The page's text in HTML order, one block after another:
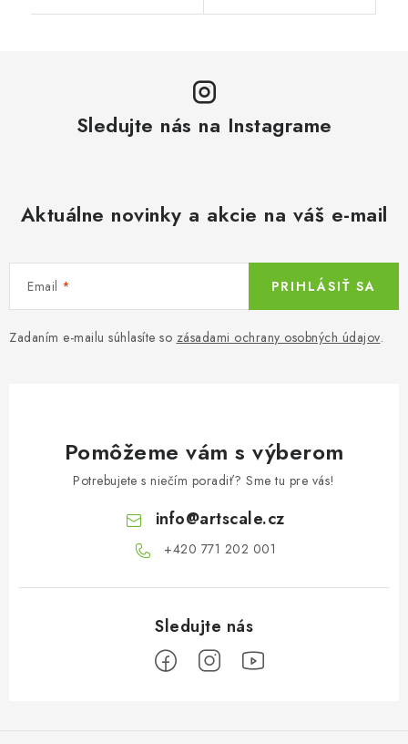
Sledujte nás na Instagrame
Aktuálne novinky a akcie na váš e-mail
Email
Zadaním e-mailu súhlasíte so zásadami ochrany osobných údajov.
PRIHLÁSIŤ SA
Pomôžeme vám s výberom
Potrebujete s niečím poradiť? Sme tu pre vás!
info@artscale.cz
+420 771 202 001​